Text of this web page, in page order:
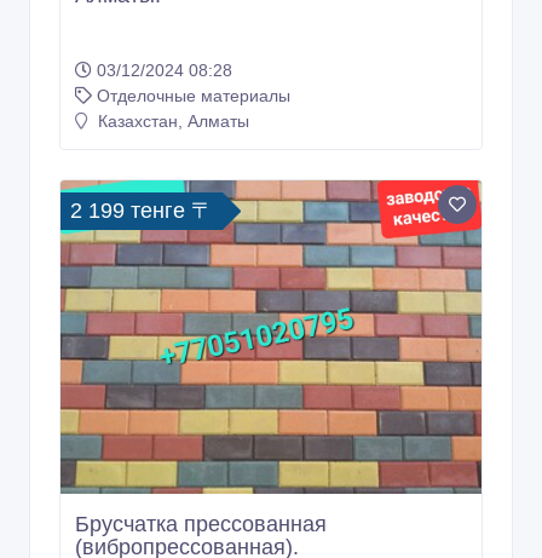
03/12/2024 08:28
Отделочные материалы
Казахстан, Алматы
2 199 тенге 〒
Брусчатка прессованная
(вибропрессованная).